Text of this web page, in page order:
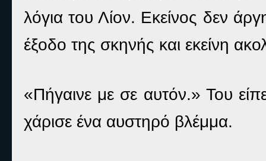
λόγια του Λίον. Εκείνος δεν
έξοδο της σκηνής και εκείνη
«Πήγαινε με σε αυτόν.» Του
χάρισε ένα αυστηρό βλέμμα.